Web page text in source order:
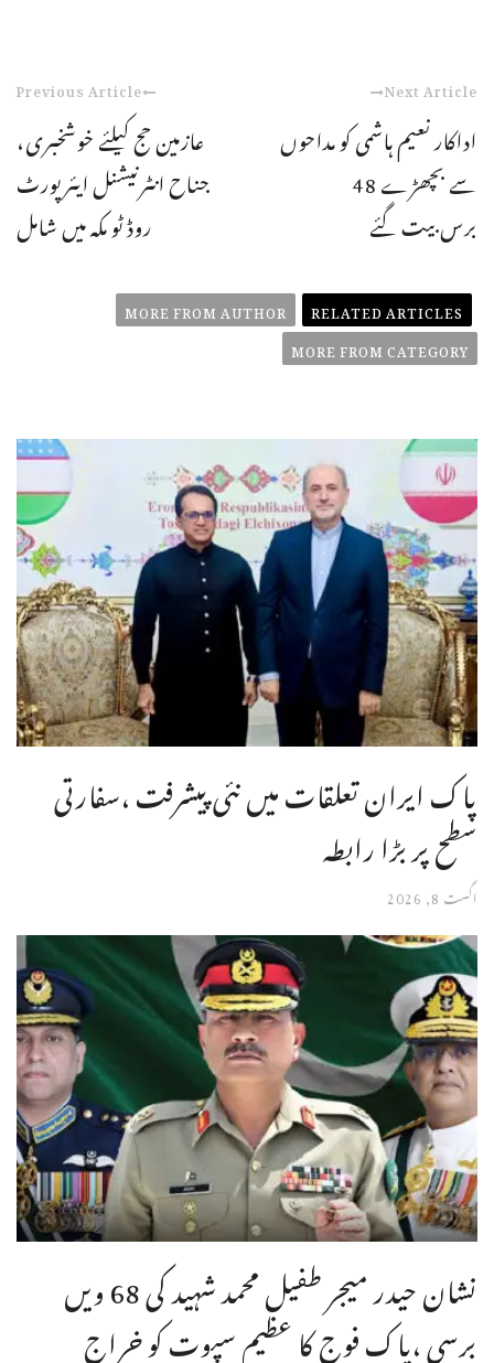
Previous Article
عازمین حج کیلئے خوشخبری،
جناح انٹرنیشنل ایئرپورٹ
روڈ ٹو مکہ میں شامل
Next Article
اداکار نعیم ہاشمی کو مداحوں
سے بچھڑے 48
برس بیت گئے
RELATED ARTICLES
MORE FROM AUTHOR
MORE FROM CATEGORY
پاک ایران تعلقات میں نئی پیشرفت ،سفارتی
سطح پر بڑا رابطہ
اگست 8, 2026
نشان حیدر میجر طفیل محمد شہید کی 68 ویں
برسی ،پاک فوج کا عظیم سپوت کو خراج